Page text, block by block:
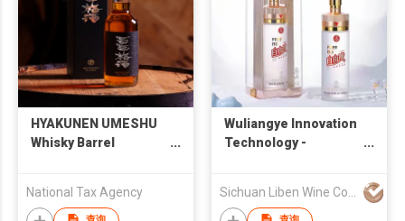
HYAKUNEN UMESHU
Whisky Barrel
National Tax Agency
Wuliangye Innovation
Technology -